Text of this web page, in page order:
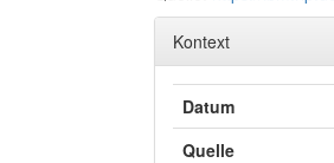
Kontext
Datum
Quelle